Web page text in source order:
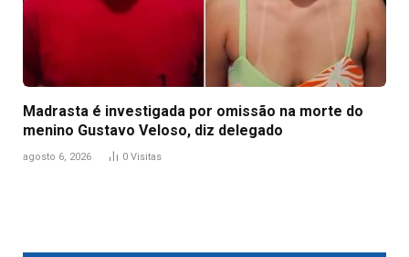
Madrasta é investigada por omissão na morte do
menino Gustavo Veloso, diz delegado
agosto 6, 2026 0 Visitas